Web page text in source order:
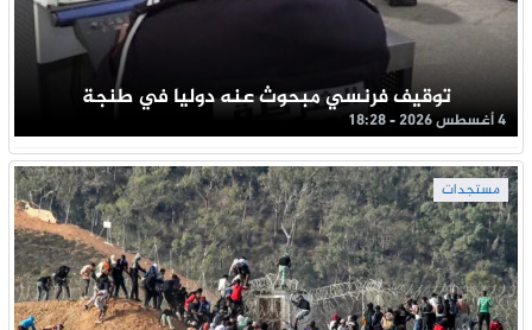
توقيف فرنسي مبحوث عنه دوليا في طنجة
4 أغسطس 2026 - 18:28
مستجدات